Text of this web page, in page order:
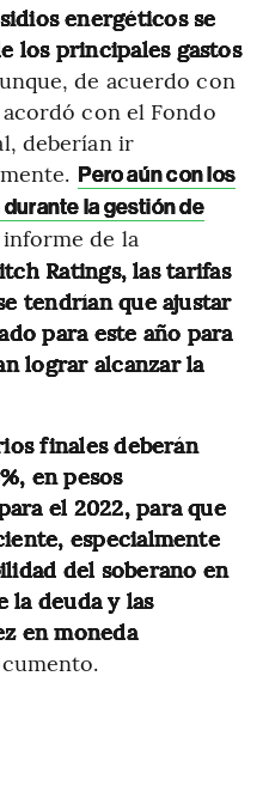
energéticos se
los principales gastos
de acuerdo con
con el Fondo
deberían ir
Pero aún con los
la gestión de
de la
Ratings, las tarifas
tendrían que ajustar
para este año para
lograr alcanzar la
finales deberán
en pesos
el 2022, para que
especialmente
del soberano en
la deuda y las
en moneda